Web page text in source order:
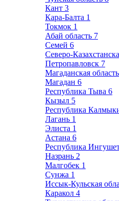
Кант 3
Кара-Балта 1
Токмок 1
Абай область 7
Семей 6
Северо-
Петропавловск 7
Магаданская область
Магадан 6
Республика Тыва 6
Кызыл 5
Республика
Лагань 1
Элиста 1
Астана 6
Республика
Назрань 2
Малгобек 1
Сунжа 1
Иссык-Кульская
Каракол 4